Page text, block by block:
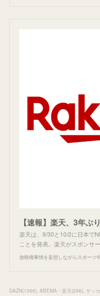
楽天は、9/30と10/2に日本で
ことを発表。楽天がスポンサ
放映権事情を妄想しながらスポーツ
DAZN(1366) ABEMA・楽天(296) サッ